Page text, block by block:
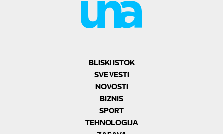
BLISKI ISTOK
SVE VESTI
NOVOSTI
BIZNIS
SPORT
TEHNOLOGIJA